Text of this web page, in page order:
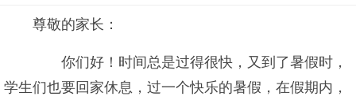
尊敬的家长：
你们好！时间总是过得很快，又到了暑假时，
学生们也要回家休息，过一个快乐的暑假，在假期内，